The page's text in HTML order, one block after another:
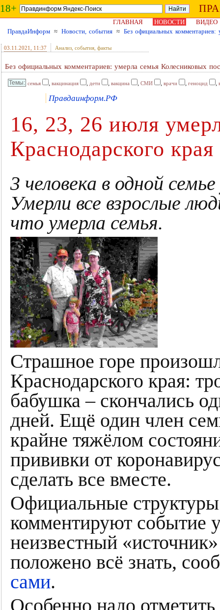
18+
ГЛАВНАЯ НОВОСТИ
ВИДЕО
ПравдаИнформ ≈ Новости, события ≈ Без официальных комментариев:
03.11.2021 , 11:37 Анализ, события, факты
Без официальных комментариев: умерла семья Колесниковых
семья , вакцинация , дети , вакцина , СМИ , врачи , геноцид ,
Правдаинформ.РФ
16, 23, 26 июля
Краснодарского
3 человека в одной
Умерли все взрослые
что умерла семья.
Страшное горе
Краснодарского края:
бабушка – скончались
дней. Ещё один член
крайне тяжёлом
прививки от
сделать все вместе.
Официальные
комментируют событие
неизвестный
положено всё знать,
сами.
Особенно надо